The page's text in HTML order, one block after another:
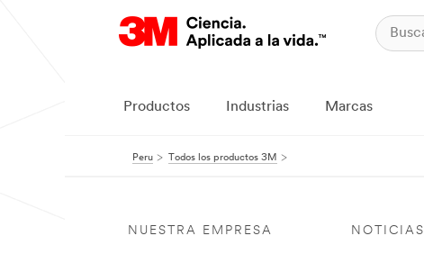
Productos Industrias Marcas
Peru Todos los productos 3M
NUESTRA EMPRESA NOTICIAS